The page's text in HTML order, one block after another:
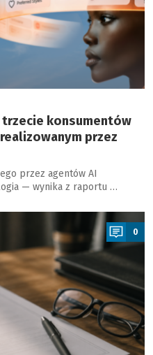
konsumentów
przez
przez agentów AI
— wynika z raportu …
0